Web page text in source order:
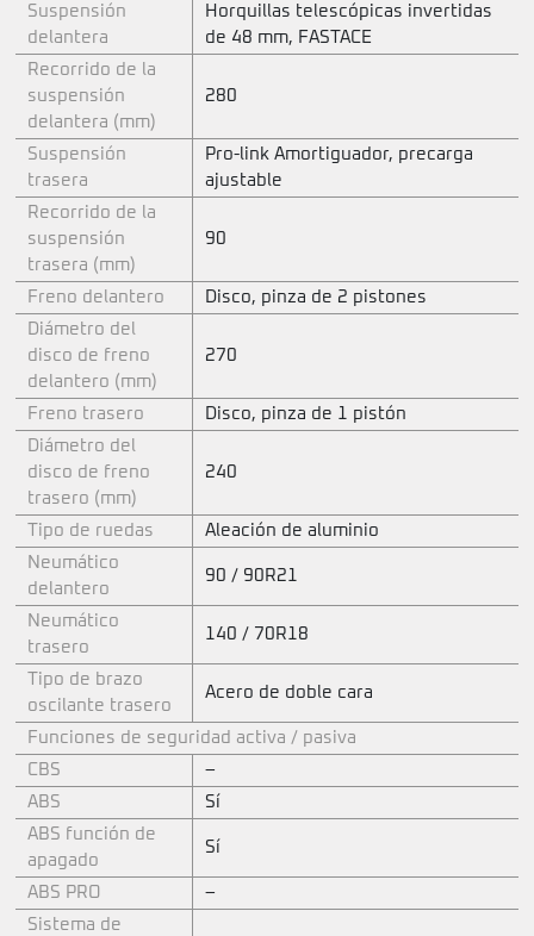
Suspensión
delantera
Horquillas telescópicas invertidas
de 48 mm, FASTACE
Recorrido de la
suspensión
delantera (mm)
280
Suspensión
trasera
Pro-link Amortiguador, precarga
ajustable
Recorrido de la
suspensión
trasera (mm)
90
Freno delantero
Disco, pinza de 2 pistones
Diámetro del
disco de freno
delantero (mm)
270
Freno trasero
Disco, pinza de 1 pistón
Diámetro del
disco de freno
trasero (mm)
240
Tipo de ruedas
Aleación de aluminio
Neumático
delantero
90 / 90R21
Neumático
trasero
140 / 70R18
Tipo de brazo
oscilante trasero
Acero de doble cara
Funciones de seguridad activa / pasiva
CBS
–
ABS
Sí
ABS función de
apagado
Sí
ABS PRO
–
Sistema de